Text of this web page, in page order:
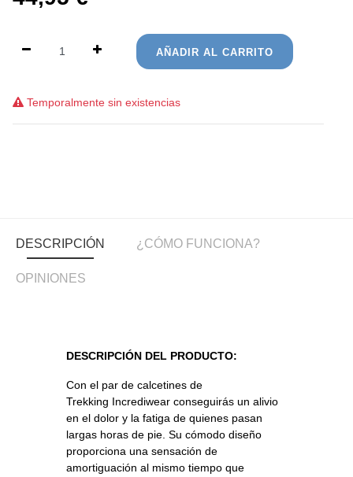
AÑADIR AL CARRITO
Temporalmente sin existencias
DESCRIPCIÓN ¿CÓMO FUNCIONA?
OPINIONES
DESCRIPCIÓN DEL PRODUCTO:
Con el par de calcetines de
Trekking Incrediwear conseguirás un alivio
en el dolor y la fatiga de quienes pasan
largas horas de pie. Su cómodo diseño
proporciona una sensación de
amortiguación al mismo tiempo que